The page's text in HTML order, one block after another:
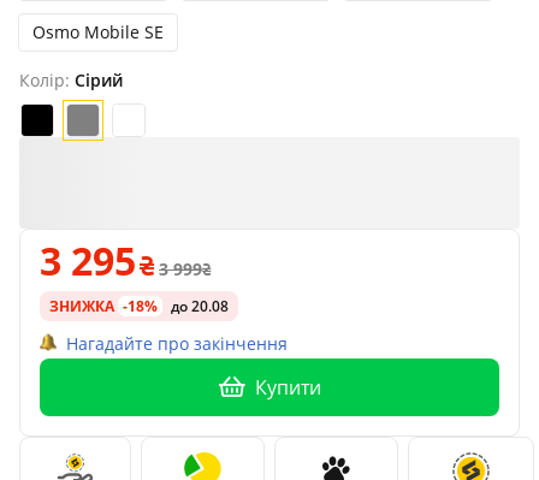
Osmo Mobile SE
Колір: Сірий
3 295 3 999
ЗНИЖКА -18% до 20.08
Нагадайте про закінчення
Купити